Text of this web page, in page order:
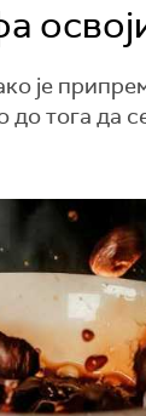
је
тога да